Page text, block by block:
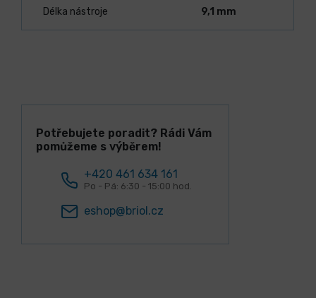
Délka nástroje 9,1 mm
Potřebujete poradit? Rádi Vám
pomůžeme s výběrem!
+420 461 634 161
Po - Pá: 6:30 - 15:00 hod.
eshop@briol.cz